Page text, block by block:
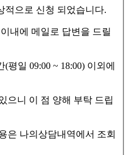
적으로 신청 되었습니다.
내에 메일로 답변을 드릴
평일 09:00 ~ 18:00) 이외에
으니 이 점 양해 부탁 드립
은 나의상담내역에서 조회